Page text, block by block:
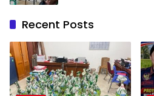
Recent Posts